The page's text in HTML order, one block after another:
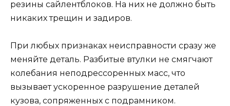
резины сайлентблоков. На них не должно быть
никаких трещин и задиров.
При любых признаках неисправности сразу же
меняйте деталь. Разбитые втулки не смягчают
колебания неподрессоренных масс, что
вызывает ускоренное разрушение деталей
кузова, сопряженных с подрамником.